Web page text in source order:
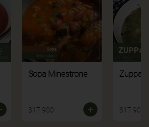
Sopa Minestrone
$17.900
Zuppa
$17.900